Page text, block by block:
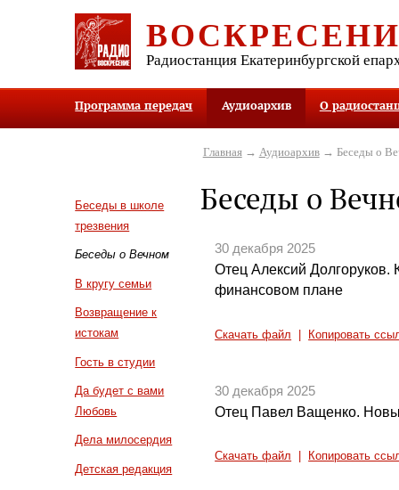
Радиостанция Екатеринбургской
Программа передач Аудиоархив О
Беседы в школе
трезвения
Беседы о Вечном
В кругу семьи
Возвращение к
истокам
Гость в студии
Да будет с вами
Любовь
Дела милосердия
Детская редакция
Главная→ Аудиоархив→ Беседы о
Беседы о
30 декабря 2025
Отец Алексий Долгоруков.
финансовом плане
Скачать файл Копировать
30 декабря 2025
Отец Павел Ващенко.
Скачать файл Копировать